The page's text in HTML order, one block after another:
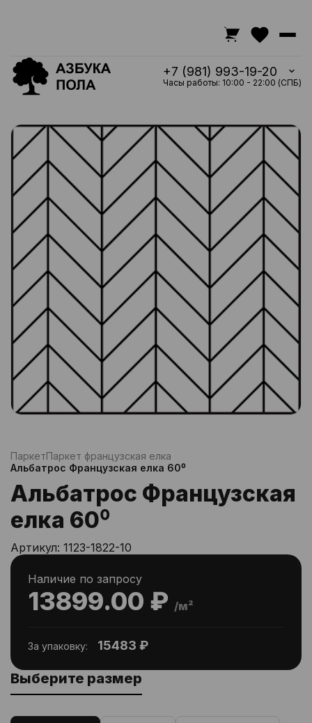
+7 (981) 993-19-20
Часы работы: 10:00 - 22:00 (СПБ)
ПаркетПаркет французская елка
Альбатрос Французская елка 60⁰
Альбатрос Французская
елка 60⁰
Артикул: 1123-1822-10
13899.00 ₽ /м²
Наличие по запросу
За упаковку: 15483 ₽
Выберите размер